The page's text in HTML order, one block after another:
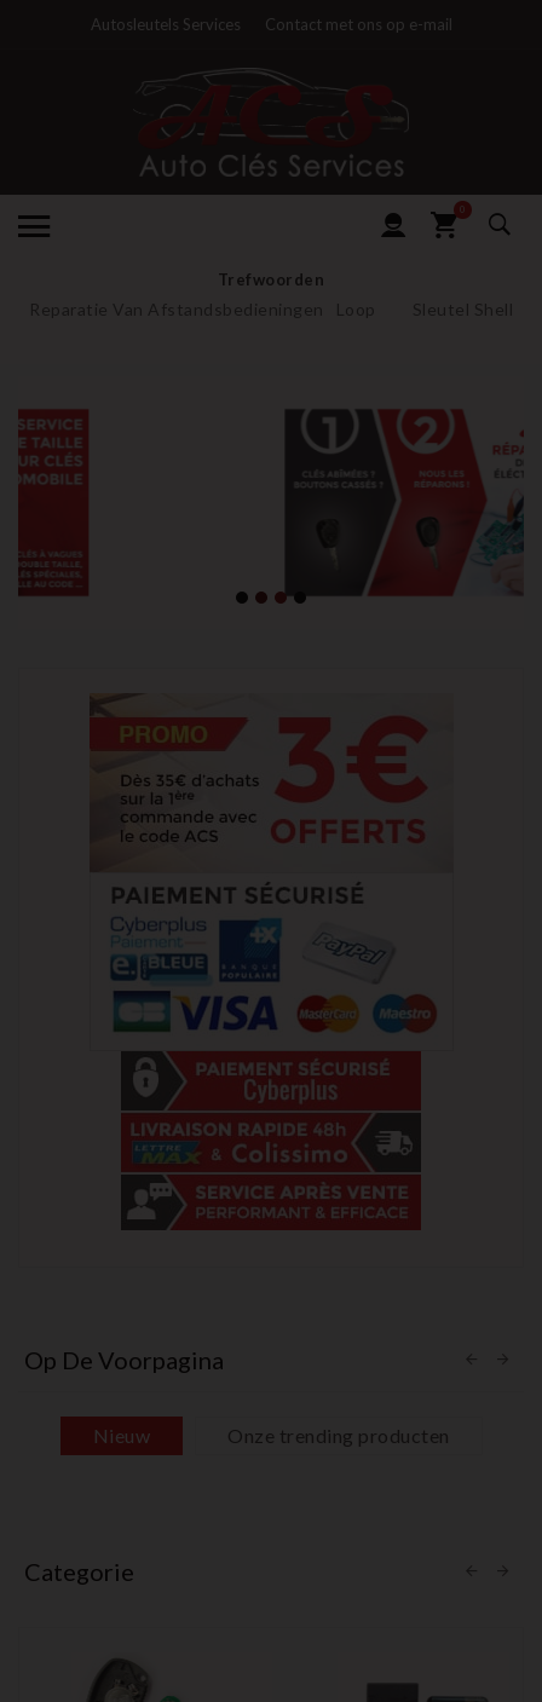
Autosleutels Services Contact met ons op e-mail
0
Trefwoorden
Reparatie Van Afstandsbedieningen Loop Sleutel Shell
Op De Voorpagina
Nieuw Onze trending producten
Categorie